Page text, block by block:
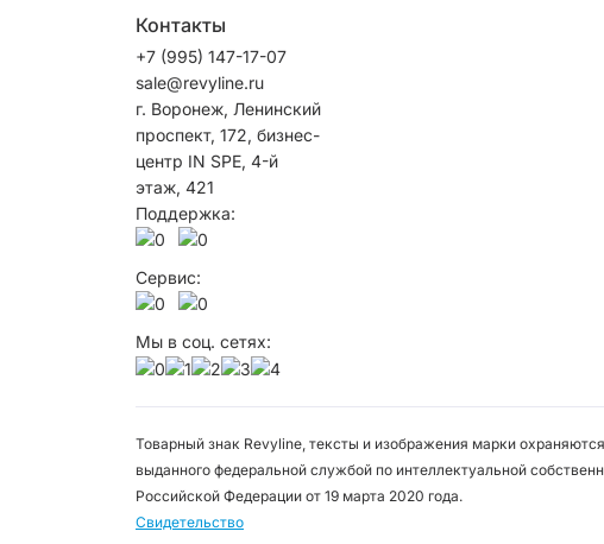
Контакты
+7 (995) 147-17-07
sale@revyline.ru
г. Воронеж, Ленинский
проспект, 172, бизнес-
центр IN SPE, 4-й
этаж, 421
Поддержка:
Сервис:
Мы в соц. сетях:
Товарный знак Revyline, тексты и изображения марки
выданного федеральной службой по интеллектуальной
Российской Федерации от 19 марта 2020 года.
Свидетельство